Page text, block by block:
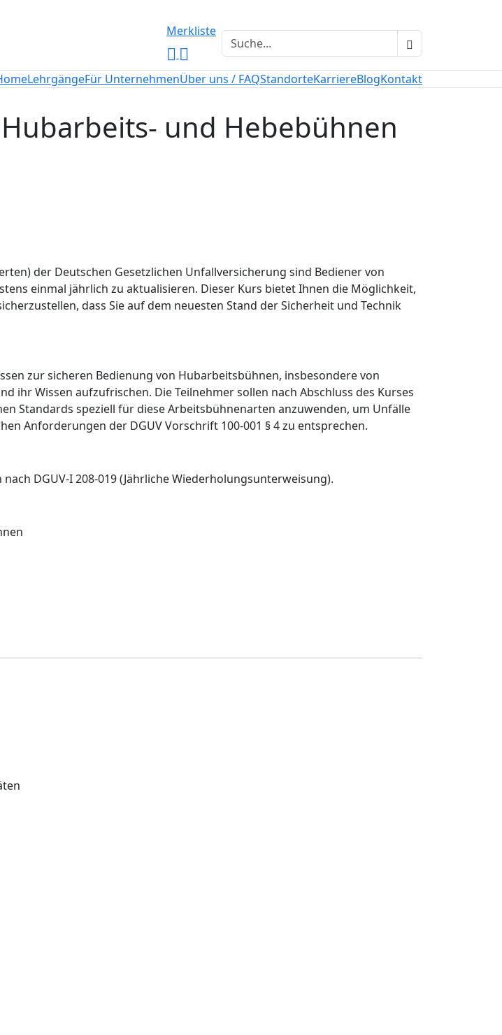
Merkliste
LehrgängeFür UnternehmenÜber uns / FAQStandorteKarriereBlogKontakt
und Hebebühnen
der Deutschen Gesetzlichen Unfallversicherung sind Bediener von
einmal jährlich zu aktualisieren. Dieser Kurs bietet Ihnen die Möglichkeit,
dass Sie auf dem neuesten Stand der Sicherheit und Technik
zur sicheren Bedienung von Hubarbeitsbühnen, insbesondere von
ihr Wissen aufzufrischen. Die Teilnehmer sollen nach Abschluss des Kurses
Standards speziell für diese Arbeitsbühnenarten anzuwenden, um Unfälle
Anforderungen der DGUV Vorschrift 100-001 § 4 zu entsprechen.
DGUV-I 208-019 (Jährliche Wiederholungsunterweisung).